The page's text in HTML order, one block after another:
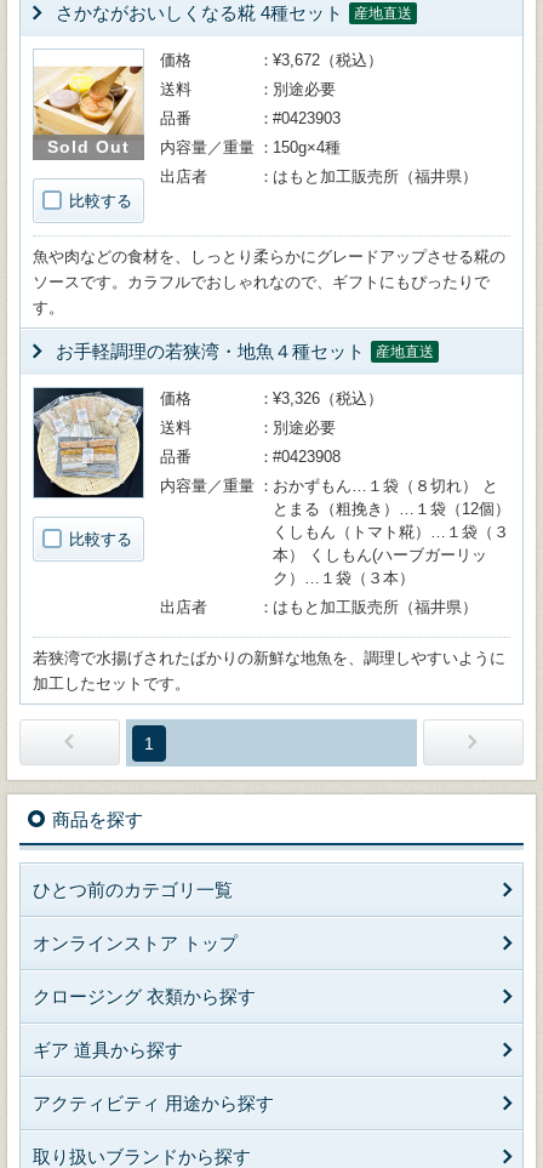
さかながおいしくなる糀 4種セット 産地直送
Sold Out
比較する
価格
¥3,672（税込）
送料
別途必要
品番
#0423903
内容量／重量
150g×4種
出店者
はもと加工販売所（福井県）
魚や肉などの食材を、しっとり柔らかにグレードアップさせる糀の
ソースです。カラフルでおしゃれなので、ギフトにもぴったりで
す。
お手軽調理の若狭湾・地魚４種セット 産地直送
比較する
価格
¥3,326（税込）
送料
別途必要
品番
#0423908
内容量／重量
おかずもん…１袋（８切れ） と
とまる（粗挽き）…１袋（12個）
くしもん（トマト糀）…１袋（３
本） くしもん(ハーブガーリッ
ク）…１袋（３本）
出店者
はもと加工販売所（福井県）
若狭湾で水揚げされたばかりの新鮮な地魚を、調理しやすいように
加工したセットです。
1
商品を探す
ひとつ前のカテゴリ一覧
オンラインストア トップ
クロージング 衣類から探す
ギア 道具から探す
アクティビティ 用途から探す
取り扱いブランドから探す